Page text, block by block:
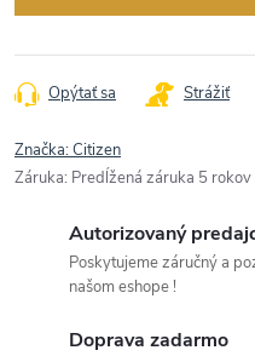
Opýtať sa Strážiť
Značka:Citizen
Záruka: Predĺžená záruka 5 rokov
Autorizovaný
Poskytujeme záručný a
našom eshope !
Doprava zadarmo